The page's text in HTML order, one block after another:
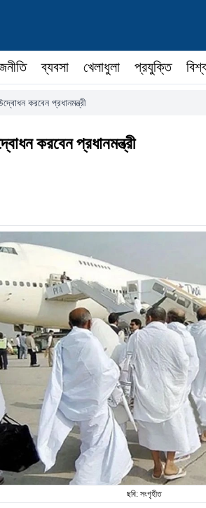
ব্যবসা খেলাধুলা প্রযুক্তি
করবেন প্রধানমন্ত্রী
করবেন প্রধানমন্ত্রী
ছবি: সংগৃহীত